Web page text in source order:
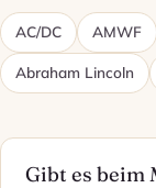
AC/DC AMWF
Abraham Lincoln
Gibt es beim